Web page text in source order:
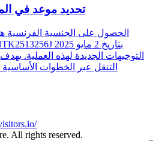
تحديد موعد في
الحصول على الجنسية الفرنسية
التوجيهات الجديدة لهذه العملية.
التنقل عبر الخطوات
All rights reserved.